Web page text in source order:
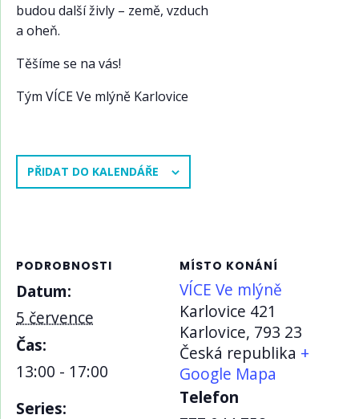
budou další živly – země, vzduch
a oheň.
Těšíme se na vás!
Tým VÍCE Ve mlýně Karlovice
PŘIDAT DO KALENDÁŘE
PODROBNOSTI
Datum:
5 července
Čas:
13:00 - 17:00
Series:
MÍSTO KONÁNÍ
VÍCE Ve mlýně
Karlovice 421
Karlovice, 793 23
Česká republika +
Google Mapa
Telefon